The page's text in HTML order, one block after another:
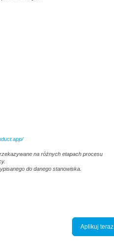
na różnych etapach procesu
do danego stanowiska.
Aplikuj teraz